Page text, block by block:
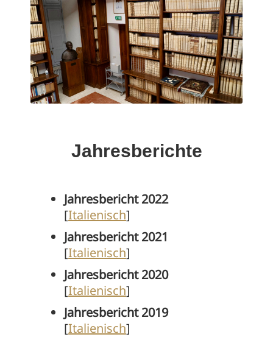
Jahresberichte
Jahresbericht 2022
[Italienisch]
Jahresbericht 2021
[Italienisch]
Jahresbericht 2020
[Italienisch]
Jahresbericht 2019
[Italienisch]